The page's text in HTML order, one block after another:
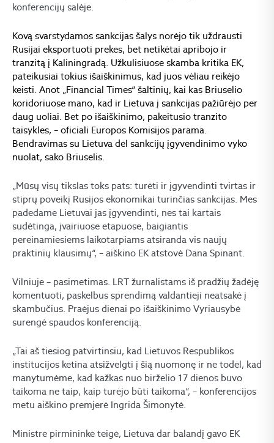
konferencijų salėje.
Kovą svarstydamos sankcijas šalys norėjo tik uždrausti
Rusijai eksportuoti prekes, bet netikėtai apribojo ir
tranzitą į Kaliningradą. Užkulisiuose skamba kritika EK,
pateikusiai tokius išaiškinimus, kad juos vėliau reikėjo
keisti. Anot „Financial Times“ šaltinių, kai kas Briuselio
koridoriuose mano, kad ir Lietuva į sankcijas pažiūrėjo per
daug uoliai. Bet po išaiškinimo, pakeitusio tranzito
taisykles, – oficiali Europos Komisijos parama.
Bendravimas su Lietuva dėl sankcijų įgyvendinimo vyko
nuolat, sako Briuselis.
„Mūsų visų tikslas toks pats: turėti ir įgyvendinti tvirtas ir
stiprų poveikį Rusijos ekonomikai turinčias sankcijas. Mes
padedame Lietuvai jas įgyvendinti, nes tai kartais
sudėtinga, įvairiuose etapuose, baigiantis
pereinamiesiems laikotarpiams atsiranda vis naujų
praktinių klausimų“, – aiškino EK atstovė Dana Spinant.
Vilniuje – pasimetimas. LRT žurnalistams iš pradžių žadėję
komentuoti, paskelbus sprendimą valdantieji neatsakė į
skambučius. Praėjus dienai po išaiškinimo Vyriausybė
surengė spaudos konferenciją.
„Tai aš tiesiog patvirtinsiu, kad Lietuvos Respublikos
institucijos ketina atsižvelgti į šią nuomonę ir ne todėl, kad
manytumėme, kad kažkas nuo birželio 17 dienos buvo
taikoma ne taip, kaip turėjo būti taikoma“, – konferencijos
metu aiškino premjerė Ingrida Šimonytė.
Ministrė pirmininkė teigė, Lietuva dar balandį gavo EK